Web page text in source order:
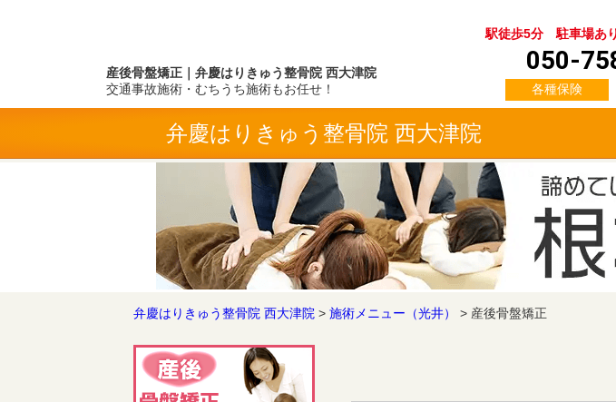
産後骨盤矯正｜弁慶はりきゅう整骨院 西大津院
交通事故施術・むちうち施術もお任せ！
駅徒歩5分 駐車場あ
050-
各種保険
弁慶はりきゅう整骨院 西大津院
弁慶はりきゅう整骨院 西大津院 > 施術メニュー（光井） > 産後骨盤矯正